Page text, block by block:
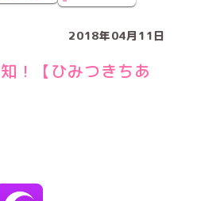
2018年04月11日
！【ひみつきちあ